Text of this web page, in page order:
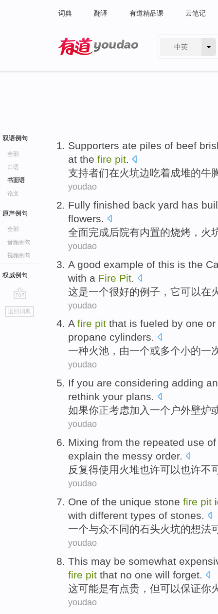
词典 翻译 有道精品课 云笔记
中英
双语例句
全部
口语
书面语
论文
原声例句
全部
音频例句
视频例句
权威例句
go
top
返回词典
Supporters ate piles of beef
at the fire pit.
支持者们在火坑边吃着成堆的牛
youdao
Fully finished back yard has
flowers.
全面完成后院有内置的烧烤 ， 火
youdao
A good example of this is the
with a Fire Pit
这是一个很好的例子 ， 它可以在
youdao
A fire pit that is fueled by one or
propane cylinders.
一种火池 ， 由一个或多个小的一
youdao
If you are considering adding an
rethink your plans.
如果你正考虑加入 一个 户外壁炉
youdao
Mixing from the repeated use
explain the messy order.
反复得使用 火堆也许可以也许不
youdao
One of the unique stone fire pit
with different types of stones.
一个与众不同的石头火坑的想法
youdao
This may be somewhat
fire pit that no one will forget
这可能是有点贵 ， 但可以保证你
youdao